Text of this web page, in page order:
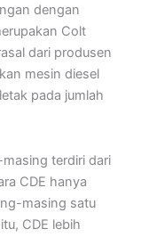
dengan
Colt
dari produsen
mesin diesel
pada jumlah
terdiri dari
CDE hanya
masing satu
CDE lebih